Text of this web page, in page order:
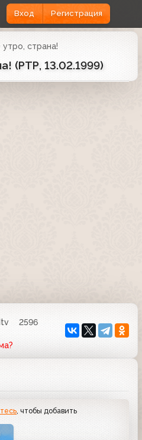
Вход Регистрация
страна!
(РТР, 13.02.1999)
2596
, чтобы добавить